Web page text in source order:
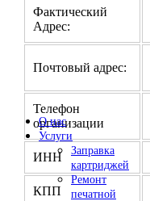
О нас
Услуги
Заправка
картриджей
Ремонт
печатной
Фактический
Адрес:
Почтовый адрес:
Телефон
организации
ИНН
КПП